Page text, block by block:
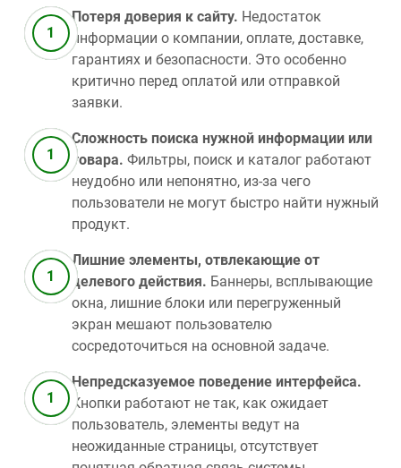
Потеря доверия к сайту. Недостаток
информации о компании, оплате, доставке,
гарантиях и безопасности. Это особенно
критично перед оплатой или отправкой
заявки.
Сложность поиска нужной информации или
товара. Фильтры, поиск и каталог работают
неудобно или непонятно, из‑за чего
пользователи не могут быстро найти нужный
продукт.
Лишние элементы, отвлекающие от
целевого действия. Баннеры, всплывающие
окна, лишние блоки или перегруженный
экран мешают пользователю
сосредоточиться на основной задаче.
Непредсказуемое поведение интерфейса.
Кнопки работают не так, как ожидает
пользователь, элементы ведут на
неожиданные страницы, отсутствует